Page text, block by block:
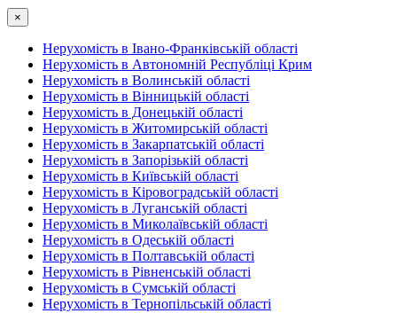
×
Нерухомість в Івано-Франківській області
Нерухомість в Автономній Республіці Крим
Нерухомість в Волинській області
Нерухомість в Вінницькій області
Нерухомість в Донецькій області
Нерухомість в Житомирській області
Нерухомість в Закарпатській області
Нерухомість в Запорізькій області
Нерухомість в Київській області
Нерухомість в Кіровоградській області
Нерухомість в Луганській області
Нерухомість в Миколаївській області
Нерухомість в Одеській області
Нерухомість в Полтавській області
Нерухомість в Рівненській області
Нерухомість в Сумській області
Нерухомість в Тернопільській області